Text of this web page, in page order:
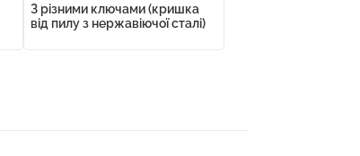
З різними ключами (кришка
від пилу з нержавіючої сталі)